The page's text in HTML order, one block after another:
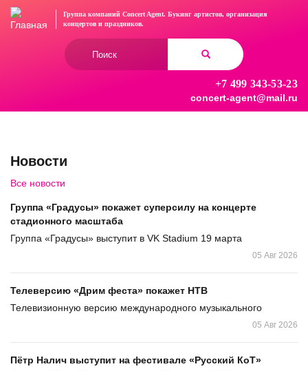
Перейти
Группа компаний Concert Agent. Букинг артистов, организация
концертови праздников.
+7 499 343-53-23
concert-agent@mail.ru
Новости
Все новости
Группа «Градусы» покажет суперсилу на концерте
стадионного масштаба
Группа «Градусы» выступит в VK Stadium 19 марта
05 Авг 2026
Телеверсию «Дрим феста» покажет НТВ
Телевизионную версию международного музыкального
05 Авг 2026
Пётр Налич выступит на фестивале «Русский КоТ»